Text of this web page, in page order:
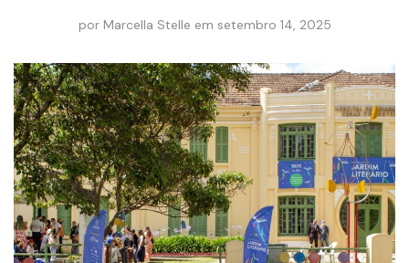
por Marcella Stelle em setembro 14, 2025